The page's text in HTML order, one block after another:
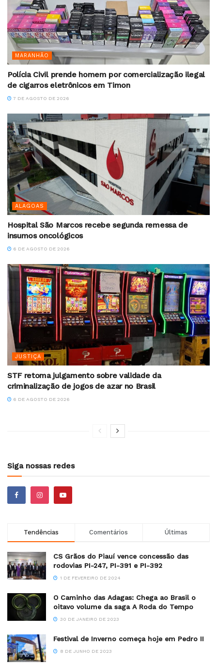
MARANHÃO
Polícia Civil prende homem por comercialização ilegal
de cigarros eletrônicos em Timon
7 DE AGOSTO DE 2026
ALAGOAS
Hospital São Marcos recebe segunda remessa de
insumos oncológicos
6 DE AGOSTO DE 2026
JUSTIÇA
STF retoma julgamento sobre validade da
criminalização de jogos de azar no Brasil
6 DE AGOSTO DE 2026
Siga nossas redes
Tendências Comentários Últimas
CS Grãos do Piauí vence concessão das
rodovias PI-247, PI-391 e PI-392
1 DE FEVEREIRO DE 2024
O Caminho das Adagas: Chega ao Brasil o
oitavo volume da saga A Roda do Tempo
30 DE JANEIRO DE 2023
Festival de Inverno começa hoje em Pedro II
8 DE JUNHO DE 2023